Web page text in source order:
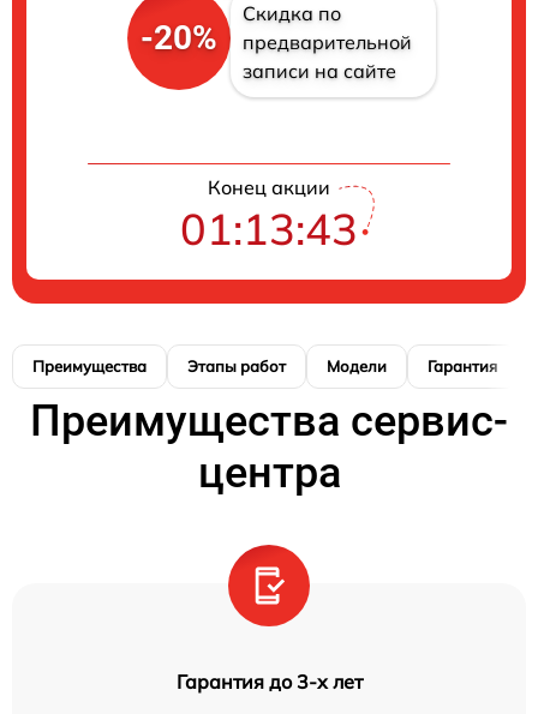
-20%
Скидка по
предварительной
записи на сайте
Конец акции
01:13:42
Преимущества Этапы работ Модели Гарантия
Преимущества сервис-
центра
Гарантия до 3-х лет